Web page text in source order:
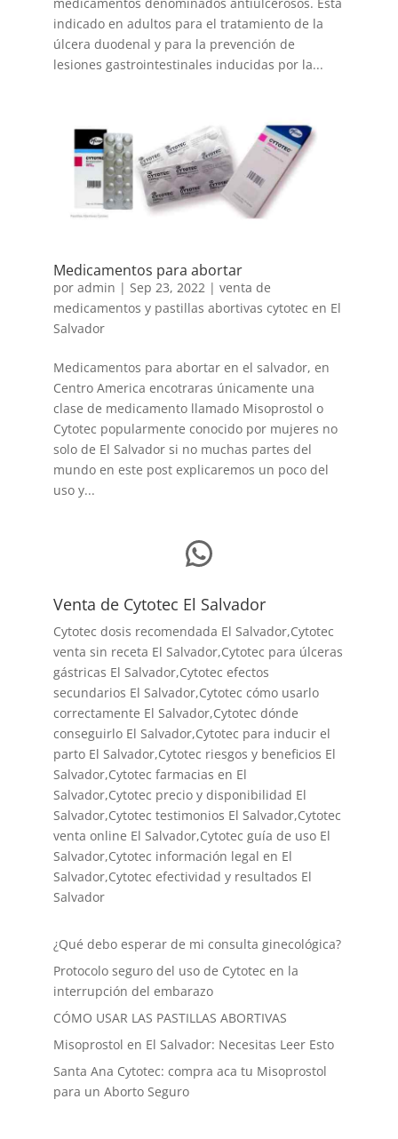
indicado en adultos para el tratamiento de la
úlcera duodenal y para la prevención de
lesiones gastrointestinales inducidas por la...
Medicamentos para abortar
por admin | Sep 23, 2022| venta de
medicamentos y pastillas abortivas cytotec en El
Salvador
Medicamentos para abortar en el salvador, en
Centro America encotraras únicamente una
clase de medicamento llamado Misoprostol o
Cytotec popularmente conocido por mujeres no
solo de El Salvador si no muchas partes del
mundo en este post explicaremos un poco del
uso y...
WhatsApp
Venta de Cytotec El Salvador
Cytotec dosis recomendada El Salvador,Cytotec
venta sin receta El Salvador,Cytotec para úlceras
gástricas El Salvador,Cytotec efectos
secundarios El Salvador,Cytotec cómo usarlo
correctamente El Salvador,Cytotec dónde
conseguirlo El Salvador,Cytotec para inducir el
parto El Salvador,Cytotec riesgos y beneficios El
Salvador,Cytotec farmacias en El
Salvador,Cytotec precio y disponibilidad El
Salvador,Cytotec testimonios El Salvador,Cytotec
venta online El Salvador,Cytotec guía de uso El
Salvador,Cytotec información legal en El
Salvador,Cytotec efectividad y resultados El
Salvador
¿Qué debo esperar de mi consulta ginecológica?
Protocolo seguro del uso de Cytotec en la
interrupción del embarazo
CÓMO USAR LAS PASTILLAS ABORTIVAS
Misoprostol en El Salvador: Necesitas Leer Esto
Santa Ana Cytotec: compra aca tu Misoprostol
para un Aborto Seguro